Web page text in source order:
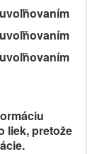
liek, pretože